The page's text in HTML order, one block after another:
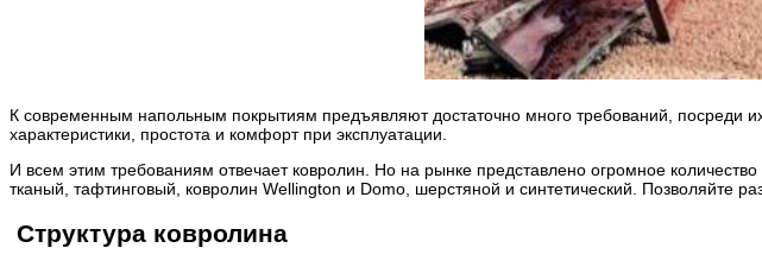
К современным напольным покрытиям предъявляют достаточно много требований, посреди
характеристики, простота и комфорт при эксплуатации.
И всем этим требованиям отвечает ковролин. Но на рынке представлено огромное
тканый, тафтинговый, ковролин Wellington и Domo, шерстяной и синтетический. Позволяйте
Структура ковролина